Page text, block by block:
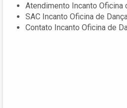
Atendimento Incanto Oficina
SAC Incanto Oficina de
Contato Incanto Oficina de